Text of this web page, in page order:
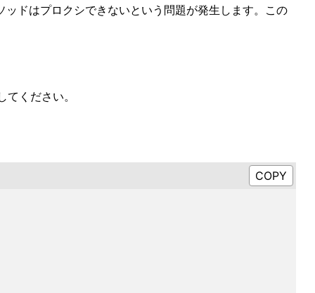
ドはプロクシできないという問題が発生します。この
ください。